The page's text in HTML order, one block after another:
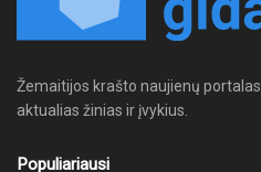
Žemaitijos krašto naujienų
aktualias žinias ir įvykius.
Populiariausi